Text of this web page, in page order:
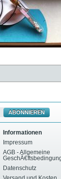
ABONNIEREN
Informationen
Impressum
AGB - Allgemeine
Datenschutz